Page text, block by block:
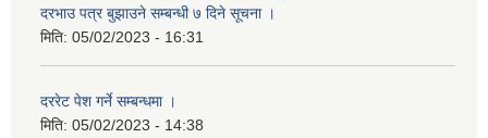
दरभाउ पत्र बुझाउने सम्बन्धी ७ दिने सूचना ।
मिति: 05/02/2023 - 16:31
दररेट पेश गर्ने सम्बन्धमा ।
मिति: 05/02/2023 - 14:38